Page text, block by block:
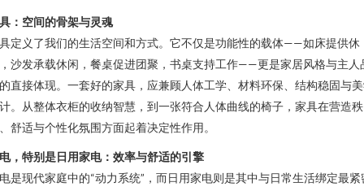
：空间的骨架与灵魂
定义了我们的生活空间和方式。它不仅是功能性的载体——如床提供休
沙发承载休闲，餐桌促进团聚，书桌支持工作——更是家居风格与主人
直接体现。一套好的家具，应兼顾人体工学、材料环保、结构稳固与
。从整体衣柜的收纳智慧，到一张符合人体曲线的椅子，家具在营造秩
舒适与个性化氛围方面起着决定性作用。
，特别是日用家电：效率与舒适的引擎
是现代家庭中的“动力系统”，而日用家电则是其中与日常生活绑定最紧